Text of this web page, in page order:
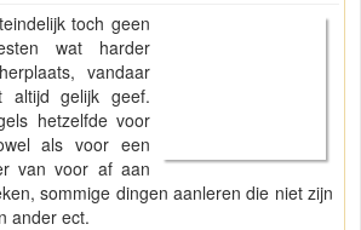
toch geen
wat harder
vandaar
gelijk geef.
hetzelfde voor
als voor een
van voor af aan
sommige dingen aanleren die niet zijn
ander ect.